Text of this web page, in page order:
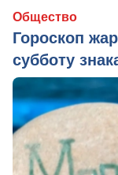
Общество
Гороскоп
субботу